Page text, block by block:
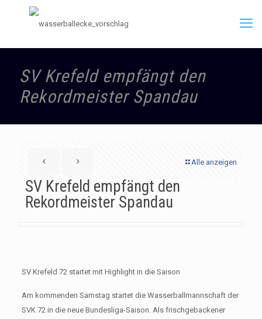
SV Krefeld empfängt den
Rekordmeister Spandau
Alle anzeigen
SV Krefeld empfängt den
Rekordmeister Spandau
SV Krefeld 72 startet mit Highlight in die Saison
Am kommenden Samstag startet die Wasserballmannschaft der
SVK 72 in die neue Bundesliga-Saison. Als frischgebackener